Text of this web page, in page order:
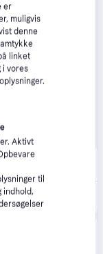
betalinger af 33 kr.
er
muligvis
denne
linket
i vores
Aktivt
til
indhold,